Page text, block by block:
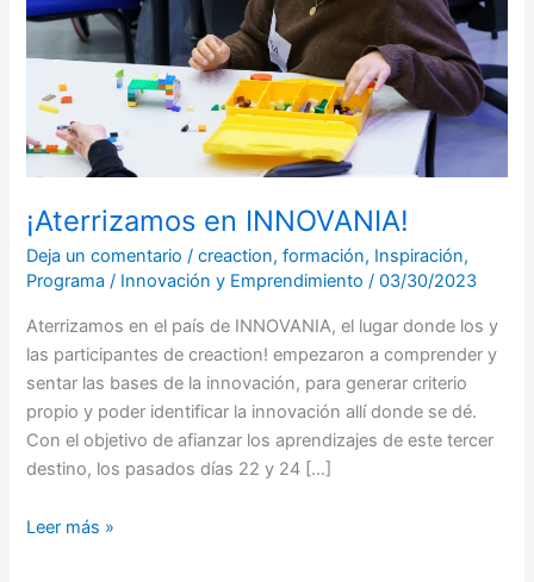
¡Aterrizamos en INNOVANIA!
Deja un comentario /creaction,formación, Inspiración,
Programa / Innovación y Emprendimiento/03/30/2023
Aterrizamos en el país de INNOVANIA, el lugar donde los y
las participantes de creaction! empezaron a comprender y
sentar las bases de la innovación, para generar criterio
propio y poder identificar la innovación allí donde se dé.
Con el objetivo de afianzar los aprendizajes de este tercer
destino, los pasados días 22 y 24 […]
Leer más »